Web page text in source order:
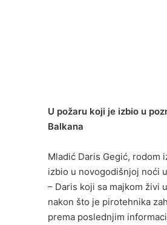
U požaru koji je izbio u
Balkana
Mladić Daris Gegić, rodom
izbio u novogodišnjoj noći
– Daris koji sa majkom živi
nakon što je pirotehnika
prema poslednjim